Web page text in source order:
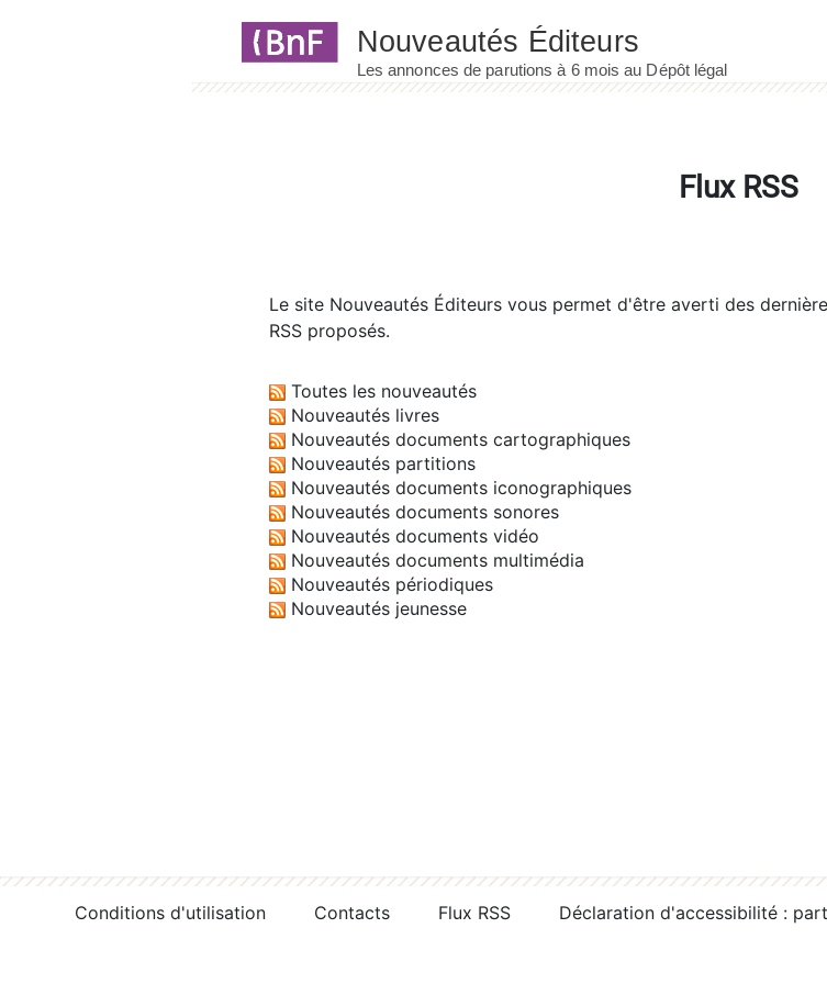
Flux RSS
Le site Nouveautés Éditeurs vous permet d'être averti des
RSS proposés.
Toutes les nouveautés
Nouveautés livres
Nouveautés documents cartographiques
Nouveautés partitions
Nouveautés documents iconographiques
Nouveautés documents sonores
Nouveautés documents vidéo
Nouveautés documents multimédia
Nouveautés périodiques
Nouveautés jeunesse
Conditions d'utilisation Contacts Flux RSS Déclaration d'accessibilité :